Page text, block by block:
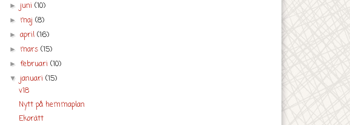
► juni(10)
► maj(8)
►april(16)
► mars(15)
►februari(10)
▼ januari(15)
v18
Nytt på hemmaplan
Ekorätt